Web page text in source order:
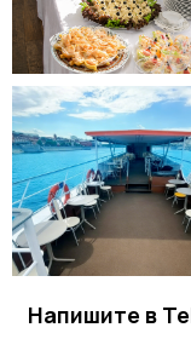
Напишите в